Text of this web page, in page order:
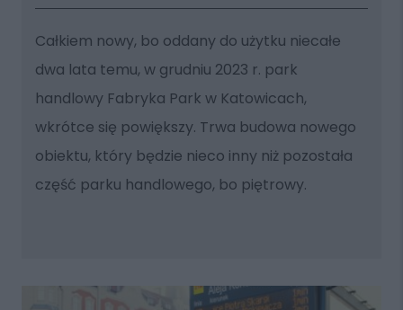
Całkiem nowy, bo oddany do użytku niecałe
dwa lata temu, w grudniu 2023 r. park
handlowy Fabryka Park w Katowicach,
wkrótce się powiększy. Trwa budowa nowego
obiektu, który będzie nieco inny niż pozostała
część parku handlowego, bo piętrowy.